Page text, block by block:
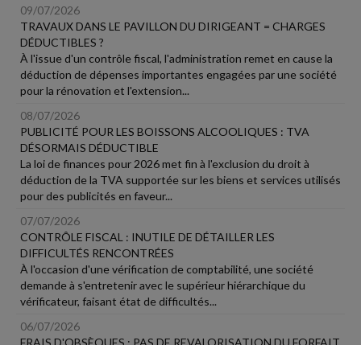
09/07/2026
TRAVAUX DANS LE PAVILLON DU DIRIGEANT = CHARGES
DÉDUCTIBLES ?
À l'issue d'un contrôle fiscal, l'administration remet en cause la
déduction de dépenses importantes engagées par une société
pour la rénovation et l'extension...
08/07/2026
PUBLICITÉ POUR LES BOISSONS ALCOOLIQUES : TVA
DÉSORMAIS DÉDUCTIBLE
La loi de finances pour 2026 met fin à l'exclusion du droit à
déduction de la TVA supportée sur les biens et services utilisés
pour des publicités en faveur...
07/07/2026
CONTRÔLE FISCAL : INUTILE DE DÉTAILLER LES
DIFFICULTÉS RENCONTRÉES
À l'occasion d'une vérification de comptabilité, une société
demande à s'entretenir avec le supérieur hiérarchique du
vérificateur, faisant état de difficultés...
06/07/2026
FRAIS D'OBSÈQUES : PAS DE REVALORISATION DU FORFAIT